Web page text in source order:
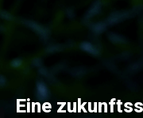
Eine